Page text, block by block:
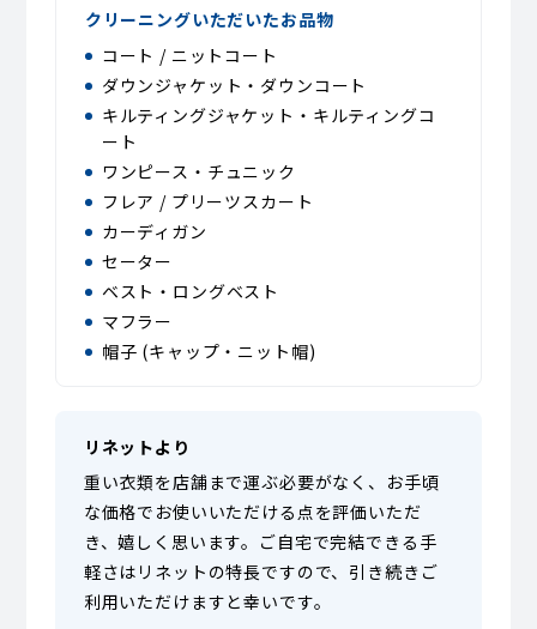
クリーニングいただいたお品物
コート / ニットコート
ダウンジャケット・ダウンコート
キルティングジャケット・キルティングコ
ート
ワンピース・チュニック
フレア / プリーツスカート
カーディガン
セーター
ベスト・ロングベスト
マフラー
帽子 (キャップ・ニット帽)
リネットより
重い衣類を店舗まで運ぶ必要がなく、お手頃
な価格でお使いいただける点を評価いただ
き、嬉しく思います。ご自宅で完結できる手
軽さはリネットの特長ですので、引き続きご
利用いただけますと幸いです。